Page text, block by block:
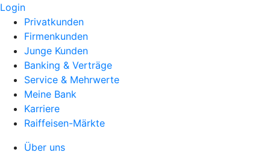
Login
Privatkunden
Firmenkunden
Junge Kunden
Banking & Verträge
Service & Mehrwerte
Meine Bank
Karriere
Raiffeisen-Märkte
Über uns